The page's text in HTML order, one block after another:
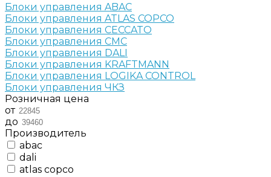
Блоки управления ABAC
Блоки управления ATLAS COPCO
Блоки управления CECCATO
Блоки управления CMC
Блоки управления DALI
Блоки управления KRAFTMANN
Блоки управления LOGIKA CONTROL
Блоки управления ЧКЗ
Розничная цена
от
до
Производитель
abac
dali
atlas copco